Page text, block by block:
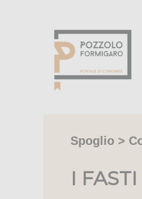
Spoglio >
I